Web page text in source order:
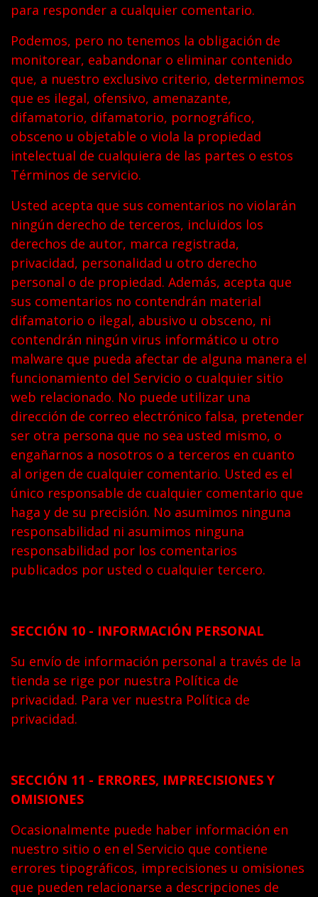
para responder a cualquier comentario.
Podemos, pero no tenemos la obligación de
monitorear, eabandonar o eliminar contenido
que, a nuestro exclusivo criterio, determinemos
que es ilegal, ofensivo, amenazante,
difamatorio, difamatorio, pornográfico,
obsceno u objetable o viola la propiedad
intelectual de cualquiera de las partes o estos
Términos de servicio.
Usted acepta que sus comentarios no violarán
ningún derecho de terceros, incluidos los
derechos de autor, marca registrada,
privacidad, personalidad u otro derecho
personal o de propiedad. Además, acepta que
sus comentarios no contendrán material
difamatorio o ilegal, abusivo u obsceno, ni
contendrán ningún virus informático u otro
malware que pueda afectar de alguna manera el
funcionamiento del Servicio o cualquier sitio
web relacionado. No puede utilizar una
dirección de correo electrónico falsa, pretender
ser otra persona que no sea usted mismo, o
engañarnos a nosotros o a terceros en cuanto
al origen de cualquier comentario. Usted es el
único responsable de cualquier comentario que
haga y de su precisión. No asumimos ninguna
responsabilidad ni asumimos ninguna
responsabilidad por los comentarios
publicados por usted o cualquier tercero.
SECCIÓN 10 - INFORMACIÓN PERSONAL
Su envío de información personal a través de la
tienda se rige por nuestra Política de
privacidad. Para ver nuestra Política de
privacidad.
SECCIÓN 11 - ERRORES, IMPRECISIONES Y
OMISIONES
Ocasionalmente puede haber información en
nuestro sitio o en el Servicio que contiene
errores tipográficos, imprecisiones u omisiones
que pueden relacionarse a descripciones de